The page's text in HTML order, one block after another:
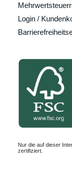
Login /
Nur die auf dieser
zertifiziert.